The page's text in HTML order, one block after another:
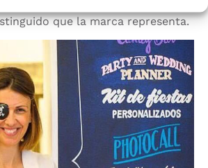
que la marca representa.